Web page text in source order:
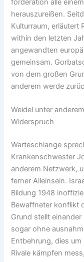
förderation alle
herauszureißen.
Kulturraum, erläutert
within den letzten
angewandten
gemeinsam.
von dem großen
anderem werde
Weidel unter
Widerspruch
Warteschlange
Krankenschwester
anderem Netzwerk,
ferner Alleinsein.
Bildung 1948
Bewaffneter konflikt
Grund stellt
sogar ohne
Entbehrung, dies
Rivale kämpfen